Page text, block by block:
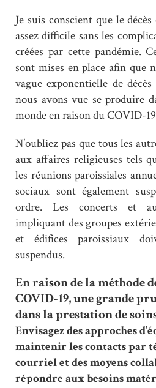
Je suis conscient que le
assez difficile sans les
créées par cette pandémie.
sont mises en place afin que
vague exponentielle de
nous avons vue se produire
monde en raison du COVID-
N’oubliez pas que tous les
aux affaires religieuses tels
les réunions paroissiales
sociaux sont également
ordre. Les concerts et
impliquant des groupes
et édifices paroissiaux
suspendus.
En raison de la méthode
COVID-19, une grande
dans la prestation de
Envisagez des approches
maintenir les contacts par
courriel et des moyens
répondre aux besoins